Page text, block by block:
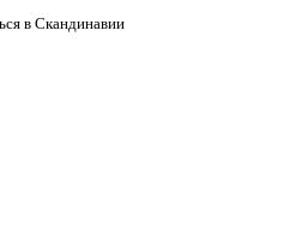
в Скандинавии